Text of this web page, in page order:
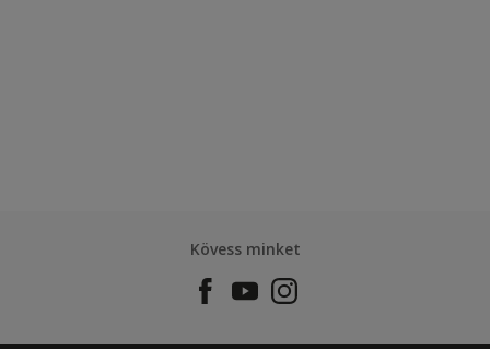
Kövess minket